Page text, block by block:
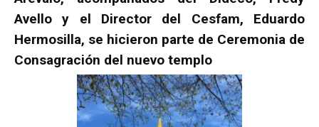
Avello y el Director del Cesfam, Eduardo
Hermosilla, se hicieron parte de Ceremonia de
Consagración del nuevo templo